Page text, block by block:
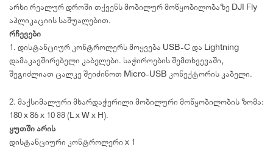
არხი რეალურ დროში თქვენს მობილურ მოწყობილობაზე DJI Fly
აპლიკაციის საშუალებით.
რჩევები
1. დისტანციურ კონტროლერს მოყვება USB-C და Lightning
დამაკავშირებელი კაბელები. საჭიროების შემთხვევაში,
შეგიძლიათ ცალკე შეიძინოთ Micro-USB კონექტორის კაბელი.
2. მაქსიმალური მხარდაჭერილი მობილური მოწყობილობის ზომა:
180 x 86 x 10 მმ (L x W x H).
ყუთში არის
დისტანციური კონტროლერი x 1